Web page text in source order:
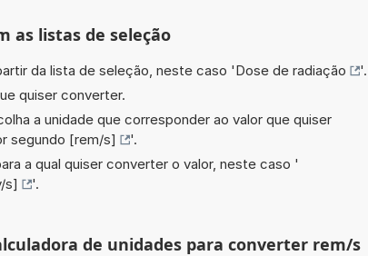
as listas de seleção
da lista de seleção, neste caso 'Dose de radiação
'.
quiser converter.
a unidade que corresponder ao valor que quiser
segundo [rem/s]
'.
a qual quiser converter o valor, neste caso '
s]
'.
de unidades para converter rem/s